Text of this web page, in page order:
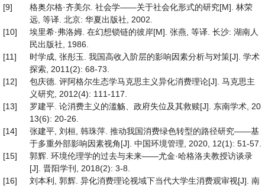
[9]
格奥尔格·齐美尔. 社会学——关于社会化形式的研究[M]. 林荣
远, 等译. 北京: 华夏出版社, 2002.
[10]
埃里希·弗洛姆. 在幻想锁链的彼岸[M]. 张燕, 等译. 长沙: 湖南人
民出版社, 1986.
[11]
时学成, 张彤玉. 我国高收入阶层的影响因素分析与对策[J]. 学术
探索, 2011(2): 68-73.
[12]
包庆德. 评阿格尔生态学马克思主义异化消费理论[J]. 马克思主
义研究, 2012(4): 111-117.
[13]
罗建平. 论消费主义的滥觞、政府失位及其救赎[J]. 东南学术, 20
13(6): 20-26.
[14]
张建平, 刘桓, 韩珠萍. 推动我国消费绿色转型的路径研究——基
于多重外部影响因素视角[J]. 中国环境管理, 2020, 12(1): 51-57.
[15]
郭辉. 环境伦理学的过去与未来——尤金·哈格洛夫教授访谈录
[J]. 晋阳学刊, 2018(2): 3-8.
[16]
刘本利, 郭辉. 异化消费理论视域下当代大学生消费观审视[J]. 南